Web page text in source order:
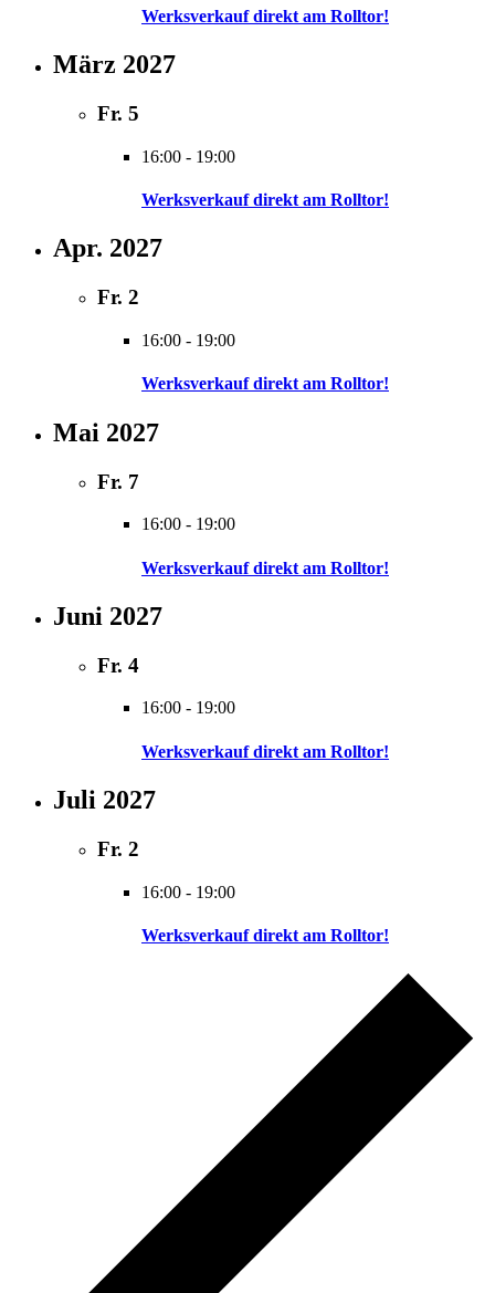
Werksverkauf direkt am Rolltor!
März 2027
Fr. 5
16:00 - 19:00
Werksverkauf direkt am Rolltor!
Apr. 2027
Fr. 2
16:00 - 19:00
Werksverkauf direkt am Rolltor!
Mai 2027
Fr. 7
16:00 - 19:00
Werksverkauf direkt am Rolltor!
Juni 2027
Fr. 4
16:00 - 19:00
Werksverkauf direkt am Rolltor!
Juli 2027
Fr. 2
16:00 - 19:00
Werksverkauf direkt am Rolltor!